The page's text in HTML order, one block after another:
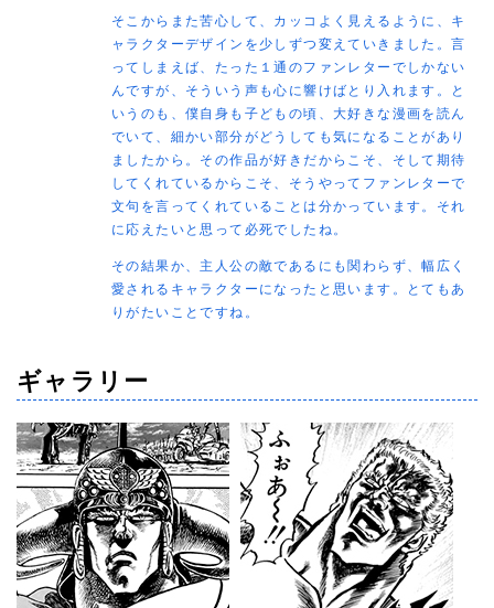
そこからまた苦心して、カッコよく見えるように、キ
ャラクターデザインを少しずつ変えていきました。言
ってしまえば、たった１通のファンレターでしかない
んですが、そういう声も心に響けばとり入れます。と
いうのも、僕自身も子どもの頃、大好きな漫画を読ん
でいて、細かい部分がどうしても気になることがあり
ましたから。その作品が好きだからこそ、そして期待
してくれているからこそ、そうやってファンレターで
文句を言ってくれていることは分かっています。それ
に応えたいと思って必死でしたね。
その結果か、主人公の敵であるにも関わらず、幅広く
愛されるキャラクターになったと思います。とてもあ
りがたいことですね。
ギャラリー